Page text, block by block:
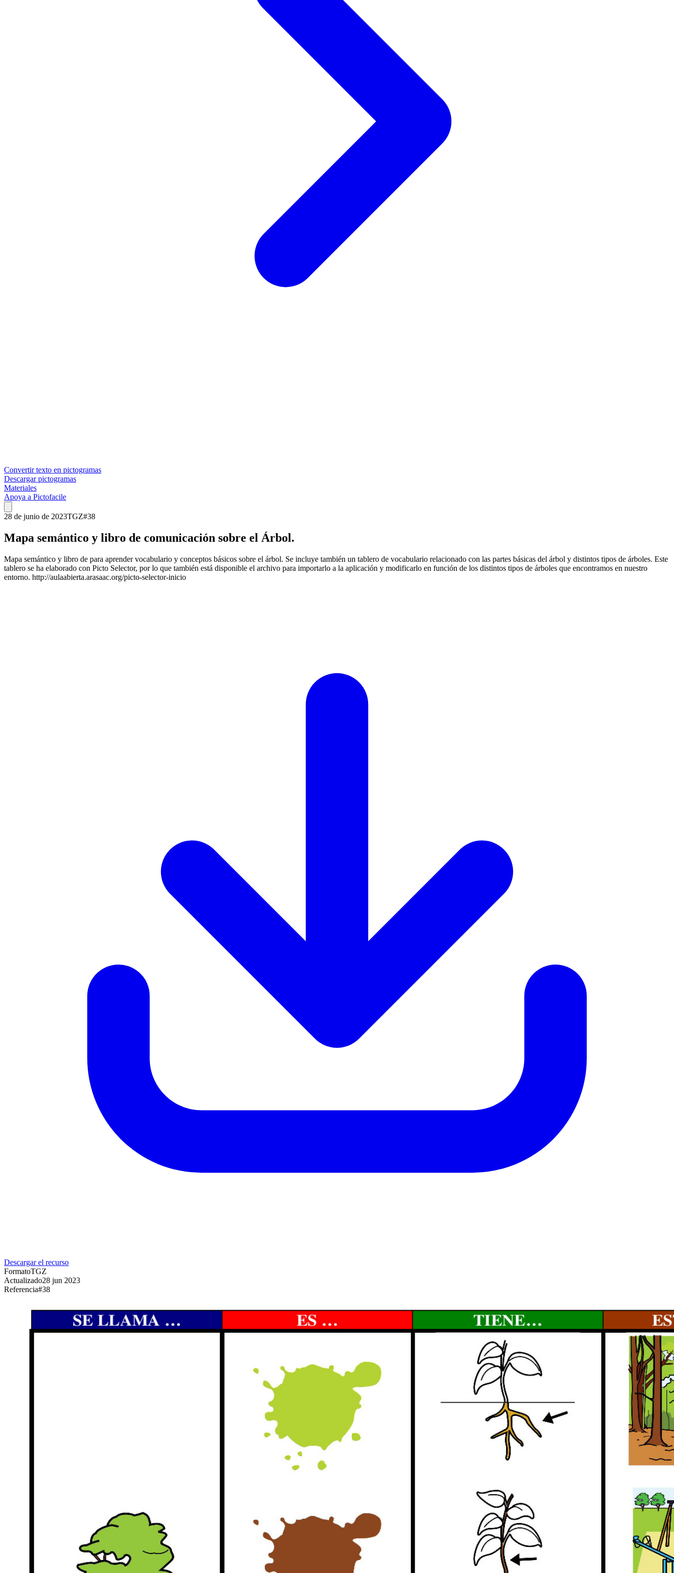
Convertir texto en pictogramas
Descargar pictogramas
Materiales
Apoya a Pictofacile
28 de junio de 2023TGZ#38
Mapa semántico y libro de comunicación sobre el Árbol.
Mapa semántico y libro de para aprender vocabulario y conceptos básicos sobre el árbol. Se incluye también un tablero de vocabulario relacionado con las partes básicas del árbol y distintos tipos de árboles. Este
tablero se ha elaborado con Picto Selector, por lo que también está disponible el archivo para importarlo a la aplicación y modificarlo en función de los distintos tipos de árboles que encontramos en nuestro
entorno. http://aulaabierta.arasaac.org/picto-selector-inicio
Descargar el recurso
FormatoTGZ
Actualizado28 jun 2023
Referencia#38